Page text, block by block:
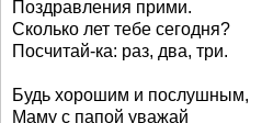
Поздравления прими.
Сколько лет тебе сегодня?
Посчитай-ка: раз, два, три.
Будь хорошим и послушным,
Маму с папой уважай